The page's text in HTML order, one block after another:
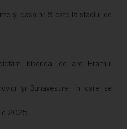
și casa nr 8 este la stadiul de
biserica, ce are Hramul
și Bunavestire, în care se
2025;